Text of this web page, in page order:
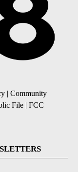
| Community
File | FCC